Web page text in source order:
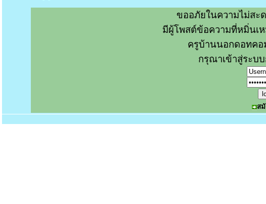
ขออภัยในความไม่สะ
มีผู้โพสต์ข้อความที่หมิ่นเ
ครูบ้านนอกดอทคอ
กรุณาเข้าสู่ระบ
ส